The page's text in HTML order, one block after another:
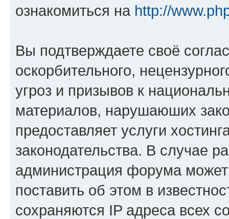
ознакомиться на http://
Вы подтверждаете своё
оскорбительного,
угроз и призывов к
материалов, нарушаюших
предоставляет услуги
законодательства. В случае
администрация форума
поставить об этом в
сохраняются IP адреса всех